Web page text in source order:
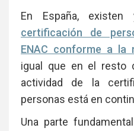
En España, existen
certificación de
ENAC conforme a la
igual que en el resto
actividad de la
personas está en
Una parte